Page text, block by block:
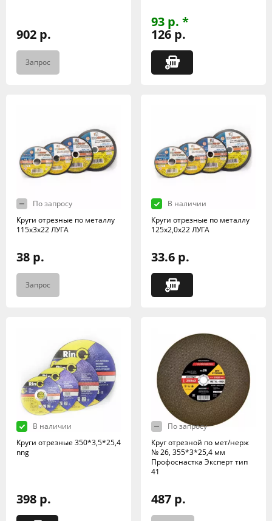
902 р.
Запрос
93 р. *
126 р.
По запросу
Круги отрезные по металлу
115х3х22 ЛУГА
38 р.
Запрос
В наличии
Круги отрезные по металлу
125х2,0х22 ЛУГА
33.6 р.
В наличии
Круги отрезные 350*3,5*25,4
nng
398 р.
По запросу
Круг отрезной по мет/нерж
№ 26, 355*3*25,4 мм
Профоснастка Эксперт тип
41
487 р.